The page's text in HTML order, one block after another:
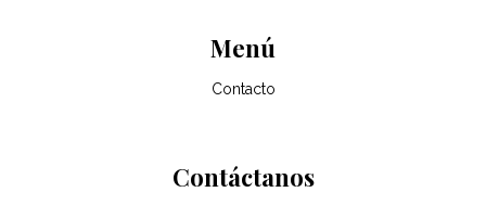
Menú
Contacto
Contáctanos